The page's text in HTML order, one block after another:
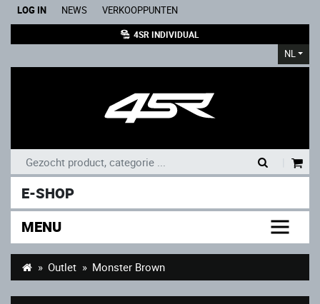
LOG IN NEWS VERKOOPPUNTEN
4SR INDIVIDUAL
NL
E-SHOP
MENU
Outlet Monster Brown